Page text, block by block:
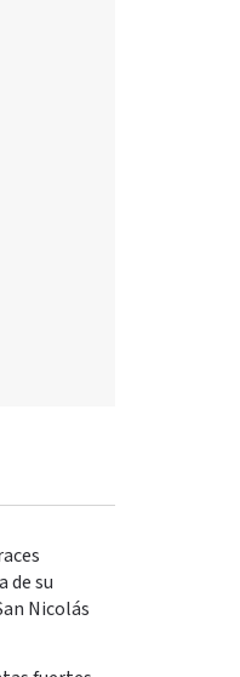
de su
Nicolás